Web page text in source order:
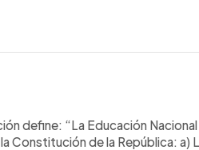
define: “La Educación
Constitución de la República: a)